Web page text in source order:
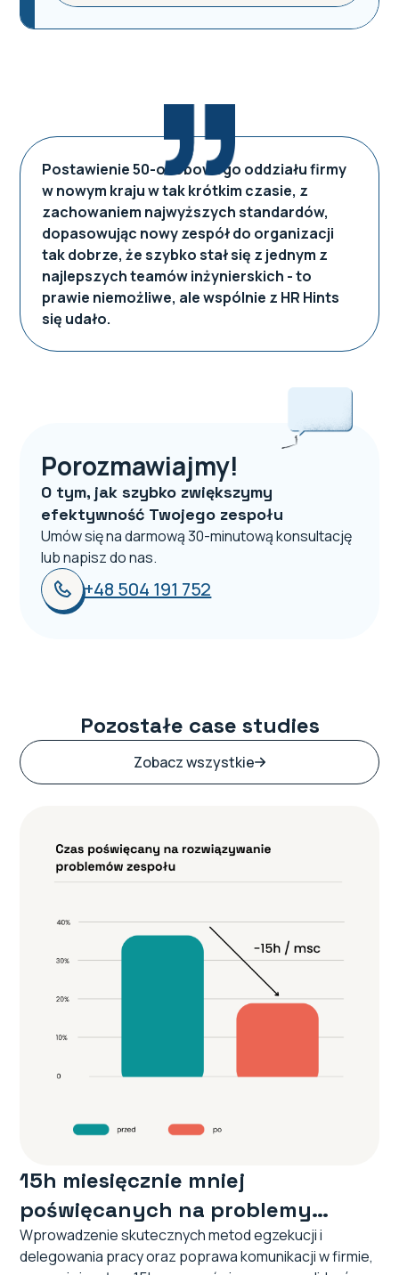
Postawienie 50-osobowego oddziału firmy
w nowym kraju w tak krótkim czasie, z
zachowaniem najwyższych standardów,
dopasowując nowy zespół do organizacji
tak dobrze, że szybko stał się z jednym z
najlepszych teamów inżynierskich - to
prawie niemożliwe, ale wspólnie z HR Hints
się udało.
Porozmawiajmy!
O tym, jak szybko zwiększymy
efektywność Twojego zespołu
Umów się na darmową 30-minutową konsultację
lub napisz do nas.
+48 504 191 752
Pozostałe case studies
Zobacz wszystkie
15h miesięcznie mniej
poświęcanych na problemy
zespołu
Wprowadzenie skutecznych metod egzekucji i
delegowania pracy oraz poprawa komunikacji w firmie,